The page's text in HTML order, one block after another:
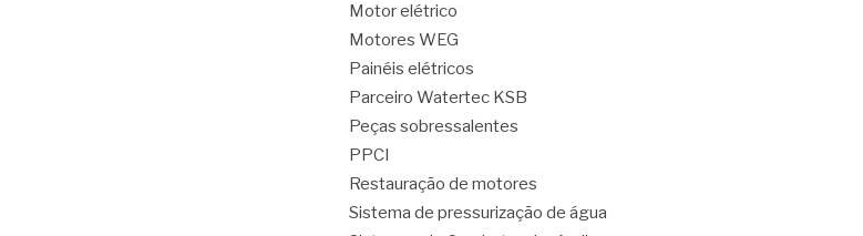
Motor elétrico
Motores WEG
Painéis elétricos
Parceiro Watertec KSB
Peças sobressalentes
PPCI
Restauração de motores
Sistema de pressurização de água